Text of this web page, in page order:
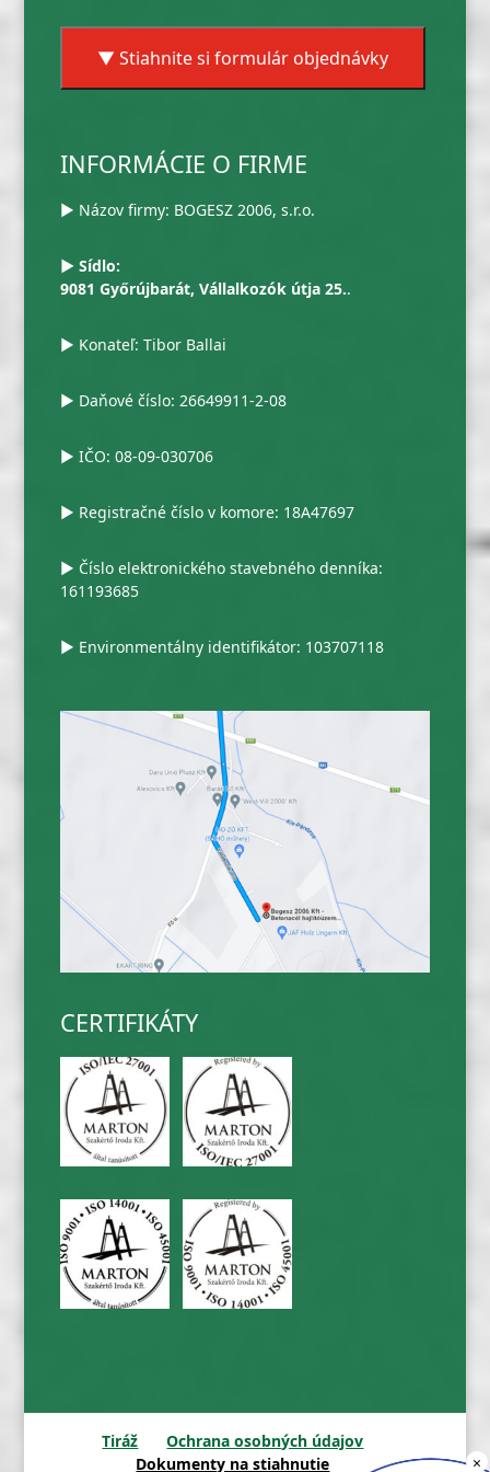
×
▼ Stiahnite si formulár objednávky
INFORMÁCIE O FIRME
▶ Názov firmy: BOGESZ 2006, s.r.o.
▶ Sídlo:
9081 Győrújbarát, Vállalkozók útja 25..
▶ Konateľ: Tibor Ballai
▶ Daňové číslo: 26649911-2-08
▶ IČO: 08-09-030706
▶ Registračné číslo v komore: 18A47697
▶ Číslo elektronického stavebného denníka:
161193685
▶ Environmentálny identifikátor: 103707118
CERTIFIKÁTY
Tiráž
Ochrana osobných údajov
Dokumenty na stiahnutie